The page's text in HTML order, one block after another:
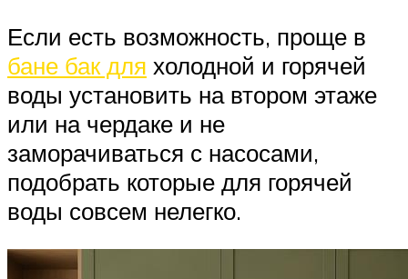
Если есть возможность, проще в
бане бак для холодной и горячей
воды установить на втором этаже
или на чердаке и не
заморачиваться с насосами,
подобрать которые для горячей
воды совсем нелегко.